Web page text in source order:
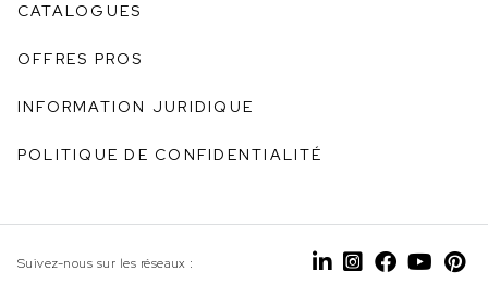
CATALOGUES
OFFRES PROS
INFORMATION JURIDIQUE
POLITIQUE DE CONFIDENTIALITÉ
Suivez-nous sur les réseaux :